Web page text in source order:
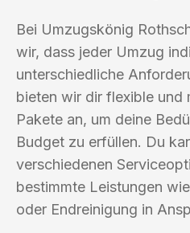
Bei Umzugskönig
wir, dass jeder Umzug
unterschiedliche
bieten wir dir flexible und
Pakete an, um deine
Budget zu erfüllen. Du
verschiedenen
bestimmte Leistungen
oder Endreinigung in